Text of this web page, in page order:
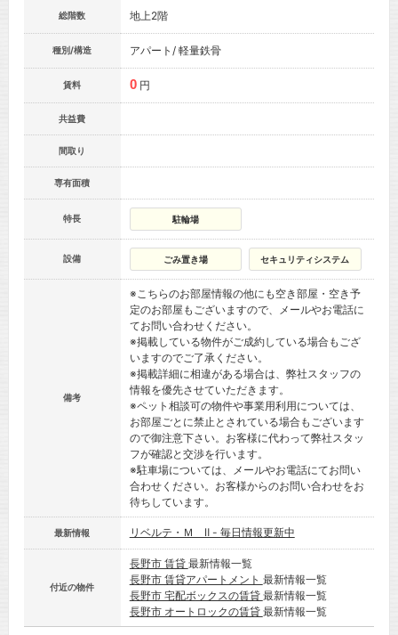
総階数 地上2階
種別/構造 アパート/ 軽量鉄骨
賃料 0 円
共益費
間取り
専有面積
特長 駐輪場
設備 ごみ置き場 セキュリティシステム
備考
※こちらのお部屋情報の他にも空き部屋・空き予
定のお部屋もございますので、メールやお電話に
てお問い合わせください。
※掲載している物件がご成約している場合もござ
いますのでご了承ください。
※掲載詳細に相違がある場合は、弊社スタッフの
情報を優先させていただきます。
※ペット相談可の物件や事業用利用については、
お部屋ごとに禁止とされている場合もございます
ので御注意下さい。お客様に代わって弊社スタッ
フが確認と交渉を行います。
※駐車場については、メールやお電話にてお問い
合わせください。お客様からのお問い合わせをお
待ちしています。
最新情報 リベルテ・Ｍ Ⅱ - 毎日情報更新中
付近の物件
長野市 賃貸 最新情報一覧
長野市 賃貸アパートメント 最新情報一覧
長野市 宅配ボックスの賃貸 最新情報一覧
長野市 オートロックの賃貸 最新情報一覧